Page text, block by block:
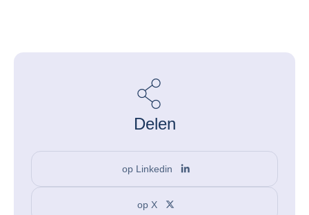
Delen
op Linkedin
op X